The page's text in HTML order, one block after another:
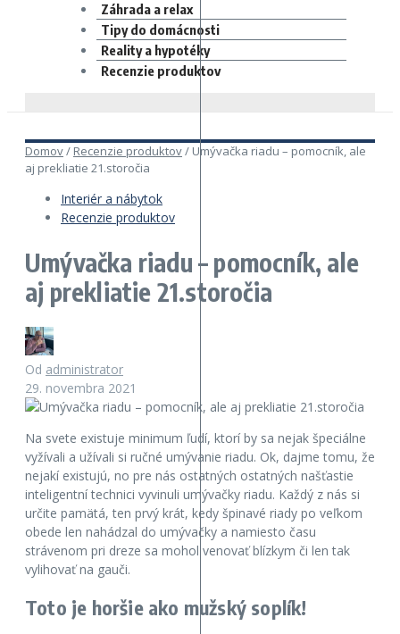
Záhrada a relax
Tipy do domácnosti
Reality a hypotéky
Recenzie produktov
Domov/ Recenzie produktov/ Umývačka riadu – pomocník, ale
aj prekliatie 21.storočia
Interiér a nábytok
Recenzie produktov
Umývačka riadu – pomocník, ale
aj prekliatie 21.storočia
Od administrator
29. novembra 2021
Na svete existuje minimum ľudí, ktorí by sa nejak špeciálne
vyžívali a užívali si ručné umývanie riadu. Ok, dajme tomu, že
nejakí existujú, no pre nás ostatných ostatných našťastie
inteligentní technici vyvinuli umývačky riadu. Každý z nás si
určite pamätá, ten prvý krát, kedy špinavé riady po veľkom
obede len nahádzal do umývačky a namiesto času
strávenom pri dreze sa mohol venovať blízkym či len tak
vylihovať na gauči.
Toto je horšie ako mužský soplík!